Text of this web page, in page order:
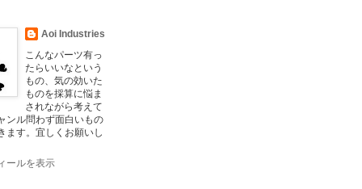
Aoi Industries
こんなパーツ有っ
たらいいなという
もの、気の効いた
ものを採算に悩ま
されながら考えて
ンル問わず面白いもの
ます。宜しくお願いし
ールを表示